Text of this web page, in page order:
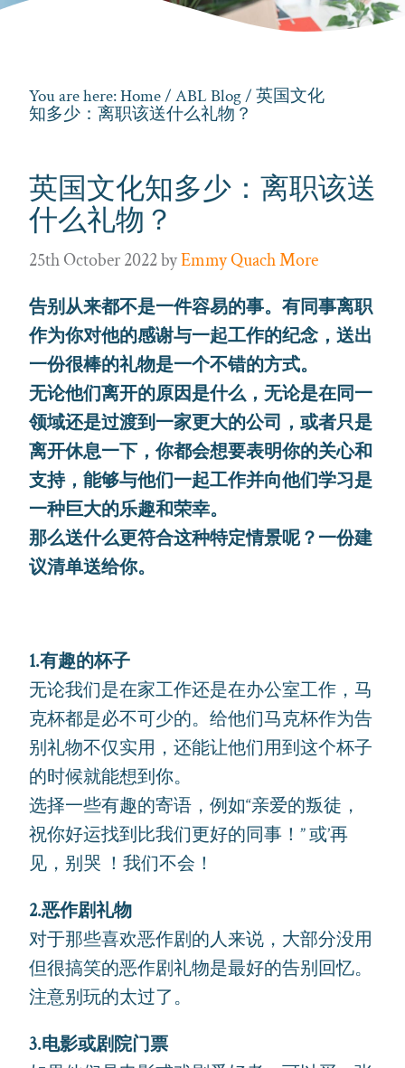
You are here:Home/ ABL Blog/ 英国文化
知多少：离职该送什么礼物？
英国文化知多少：离职该送
什么礼物？
25th October 2022byEmmy Quach More
告别从来都不是一件容易的事。有同事离职
作为你对他的感谢与一起工作的纪念，送出
一份很棒的礼物是一个不错的方式。
无论他们离开的原因是什么，无论是在同一
领域还是过渡到一家更大的公司，或者只是
离开休息一下，你都会想要表明你的关心和
支持，能够与他们一起工作并向他们学习是
一种巨大的乐趣和荣幸。
那么送什么更符合这种特定情景呢？一份建
议清单送给你。
1.有趣的杯子
无论我们是在家工作还是在办公室工作，马
克杯都是必不可少的。给他们马克杯作为告
别礼物不仅实用，还能让他们用到这个杯子
的时候就能想到你。
选择一些有趣的寄语，例如“亲爱的叛徒，
祝你好运找到比我们更好的同事！” 或’再
见，别哭 ！我们不会！
2.恶作剧礼物
对于那些喜欢恶作剧的人来说，大部分没用
但很搞笑的恶作剧礼物是最好的告别回忆。
注意别玩的太过了。
3.电影或剧院门票